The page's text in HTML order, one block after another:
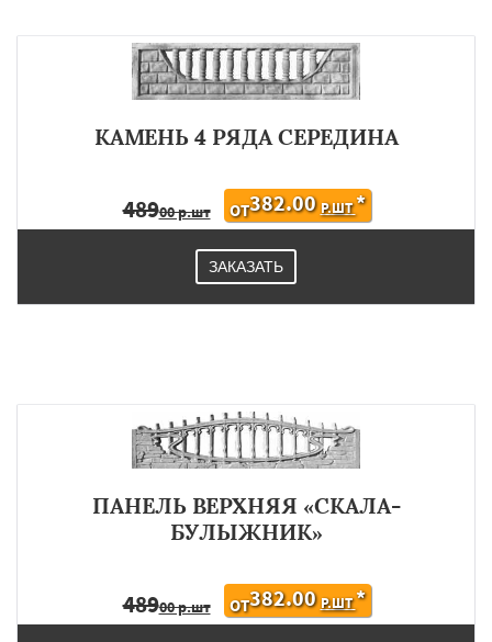
КАМЕНЬ 4 РЯДА СЕРЕДИНА
48900 р.шт ОТ382.00 Р.ШТ*
ЗАКАЗАТЬ
ПАНЕЛЬ ВЕРХНЯЯ «СКАЛА-
БУЛЫЖНИК»
48900 р.шт ОТ382.00 Р.ШТ*